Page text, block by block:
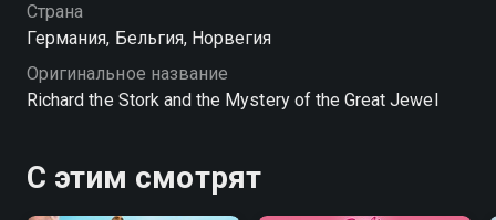
Страна
Германия, Бельгия, Норвегия
Оригинальное название
Richard the Stork and the Mystery of the Great Jewel
С этим смотрят